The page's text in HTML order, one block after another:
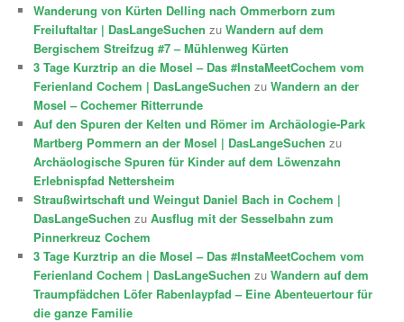
Wanderung von Kürten Delling nach Ommerborn zum
Freiluftaltar | DasLangeSuchen zuWandern auf dem
Bergischem Streifzug #7 – Mühlenweg Kürten
3 Tage Kurztrip an die Mosel – Das #InstaMeetCochem vom
Ferienland Cochem | DasLangeSuchen zuWandern an der
Mosel – Cochemer Ritterrunde
Auf den Spuren der Kelten und Römer im Archäologie-Park
Martberg Pommern an der Mosel | DasLangeSuchen zu
Archäologische Spuren für Kinder auf dem Löwenzahn
Erlebnispfad Nettersheim
Straußwirtschaft und Weingut Daniel Bach in Cochem |
DasLangeSuchen zuAusflug mit der Sesselbahn zum
Pinnerkreuz Cochem
3 Tage Kurztrip an die Mosel – Das #InstaMeetCochem vom
Ferienland Cochem | DasLangeSuchen zuWandern auf dem
Traumpfädchen Löfer Rabenlaypfad – Eine Abenteuertour für
die ganze Familie